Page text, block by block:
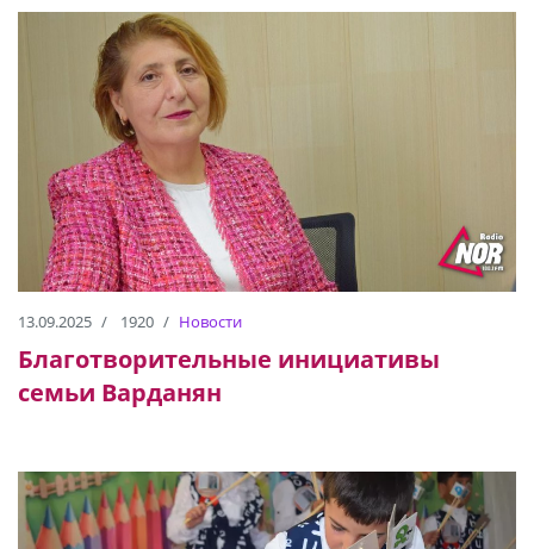
13.09.2025 1920 Новости
Благотворительные инициативы
семьи Варданян